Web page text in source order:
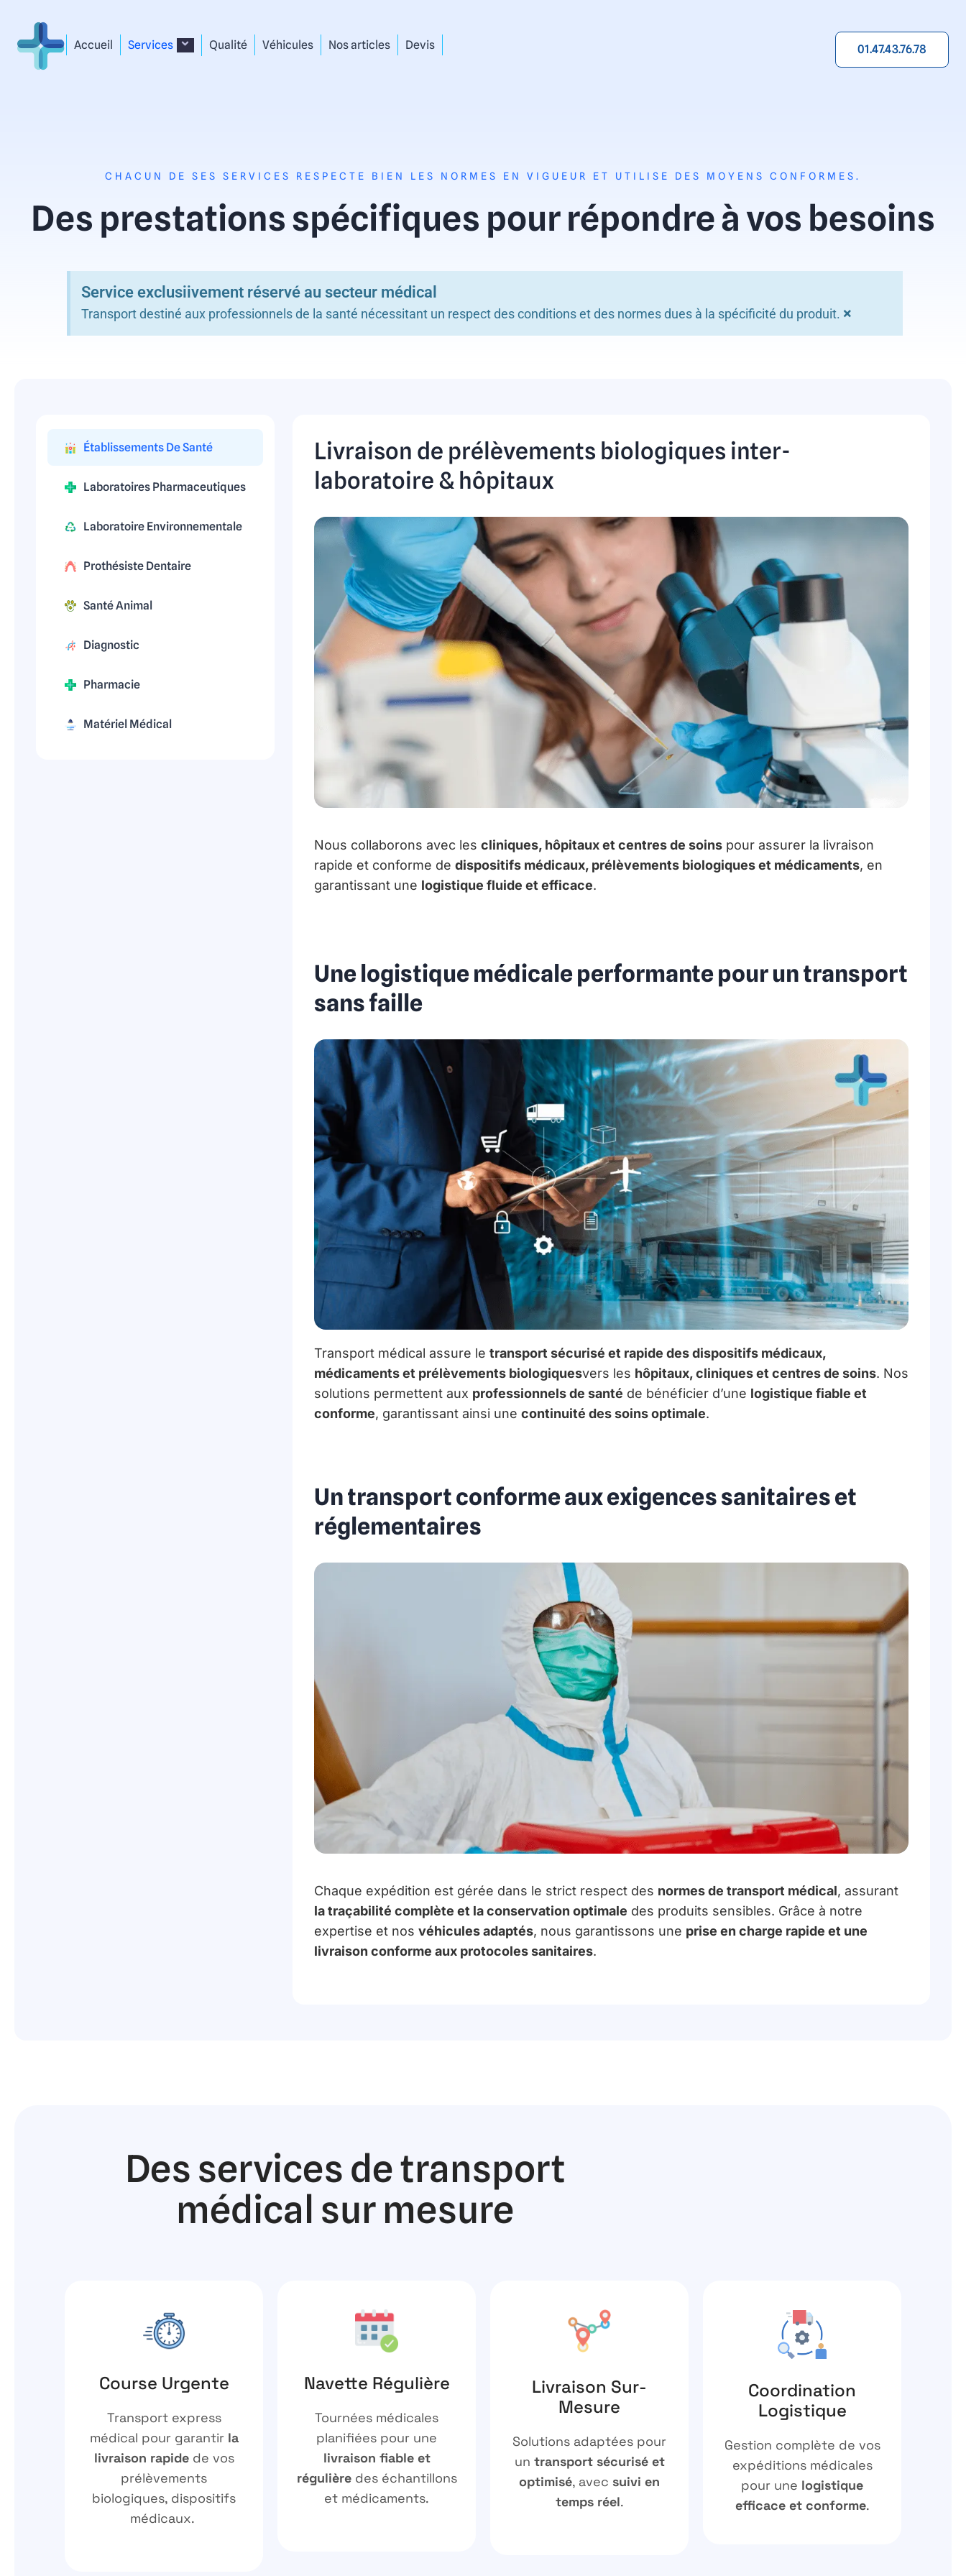
Aller
Accueil Services Qualité Véhicules Nos articles Devis 01.47.43.76.78
CHACUN DE SES SERVICES RESPECTE BIEN LES NORMES EN VIGUEUR ET UTILISE DES MOYENS CONFORMES.
Des prestations spécifiques pour répondre à vos besoins
Service exclusiivement réservé au secteur médical
Transport destiné aux professionnels de la santé nécessitant un respect des conditions et des normes dues à la spécificité du produit. ×
Établissements De Santé
Laboratoires Pharmaceutiques
Laboratoire Environnementale
Prothésiste Dentaire
Santé Animal
Diagnostic
Pharmacie
Matériel Médical
Livraison de prélèvements biologiques inter-
laboratoire & hôpitaux
Nous collaborons avec les cliniques, hôpitaux et centres de soins pour assurer la livraison
rapide et conforme de dispositifs médicaux, prélèvements biologiques et médicaments, en
garantissant une logistique fluide et efficace.
Une logistique médicale performante pour un transport
sans faille
Transport médical assure le transport sécurisé et rapide des dispositifs médicaux,
médicaments et prélèvements biologiquesvers les hôpitaux, cliniques et centres de soins. Nos
solutions permettent aux professionnels de santé de bénéficier d’une logistique fiable et
conforme, garantissant ainsi une continuité des soins optimale.
Un transport conforme aux exigences sanitaires et
réglementaires
Chaque expédition est gérée dans le strict respect des normes de transport médical, assurant
la traçabilité complète et la conservation optimale des produits sensibles. Grâce à notre
expertise et nos véhicules adaptés, nous garantissons une prise en charge rapide et une
livraison conforme aux protocoles sanitaires.
Des services de transport
médical sur mesure
Course Urgente
Transport express
médical pour garantir la
livraison rapidede vos
prélèvements
biologiques, dispositifs
médicaux.
Navette Régulière
Tournées médicales
planifiées pour une
livraison fiable et
régulièredes échantillons
et médicaments.
Livraison Sur-
Mesure
Solutions adaptées pour
un transport sécurisé et
optimisé, avec suivi en
temps réel.
Coordination
Logistique
Gestion complète de vos
expéditions médicales
pour une logistique
efficace et conforme.